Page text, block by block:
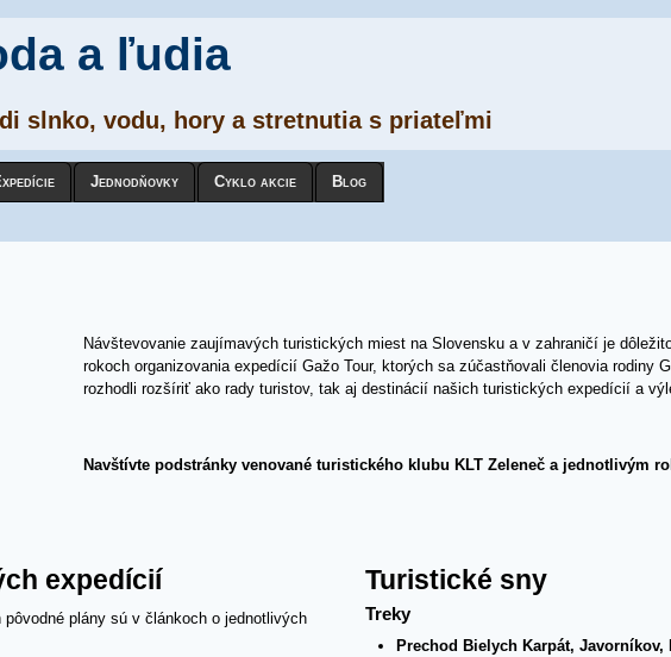
a ľudia
slnko, vodu, hory a stretnutia s priateľmi
Jednodňovky Cyklo akcie Blog
Návštevovanie zaujímavých turistických miest na Slovensku a v zahraničí je
rokoch organizovania expedícií Gažo Tour, ktorých sa zúčastňovali členovia rodiny
rozhodli rozšíriť ako rady turistov, tak aj destinácií našich turistických expedícií a
Navštívte podstránky venované turistického klubu KLT Zeleneč a jednotlivým
expedícií
plány sú v článkoch o jednotlivých
Turistické sny
Treky
Prechod Bielych Karpát, Javorníkov,